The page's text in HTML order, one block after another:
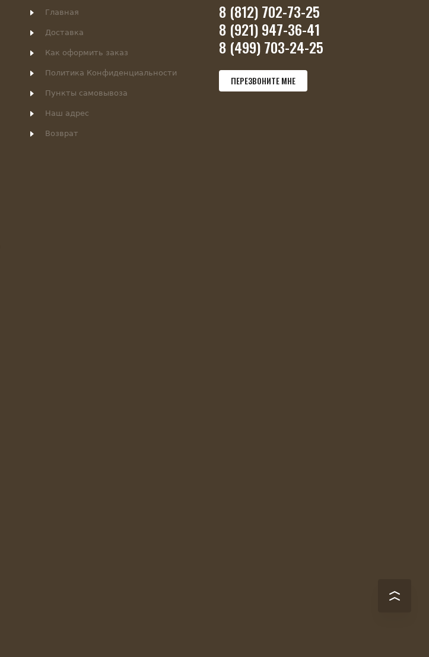
Главная
Доставка
Как оформить заказ
Политика Конфиденциальности
Пункты самовывоза
Наш адрес
Возврат
8 (812) 702-73-25
8 (921) 947-36-41
8 (499) 703-24-25
ПЕРЕЗВОНИТЕ МНЕ